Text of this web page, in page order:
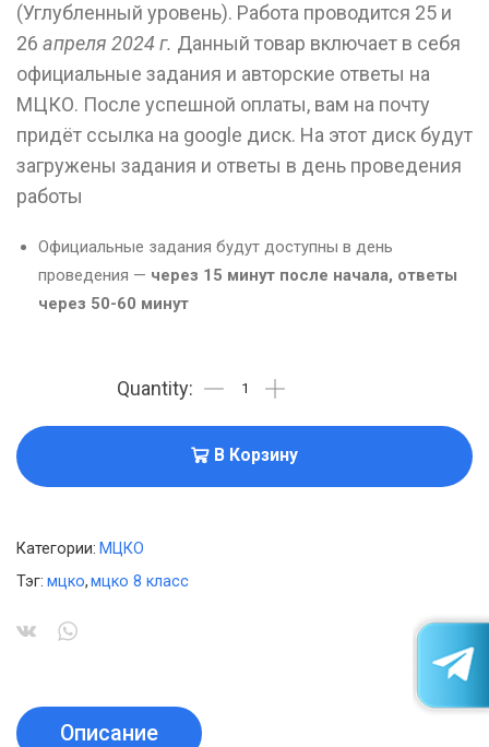
(Углубленный уровень). Работа проводится 25 и
26 апреля 2024 г. Данный товар включает в себя
официальные задания и авторские ответы на
МЦКО. После успешной оплаты, вам на почту
придёт ссылка на google диск. На этот диск будут
загружены задания и ответы в день проведения
работы
Официальные задания будут доступны в день
проведения — через 15 минут после начала, ответы
через 50-60 минут
В Корзину
Категории: МЦКО
Тэг: мцко,мцко 8 класс
Описание